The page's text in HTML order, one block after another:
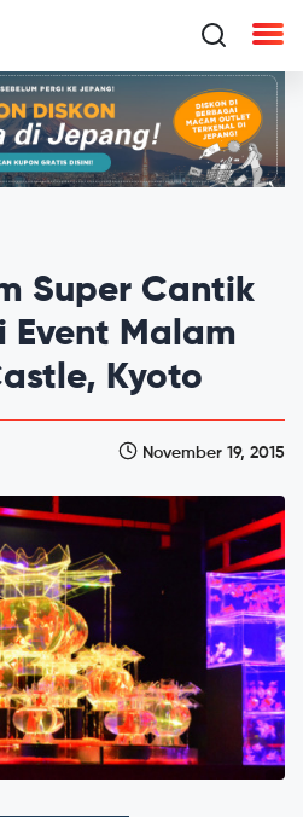
Super Cantik
Event Malam
Kyoto
November 19, 2015